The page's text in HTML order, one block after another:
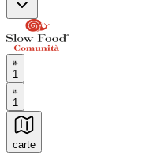
1
1
carte